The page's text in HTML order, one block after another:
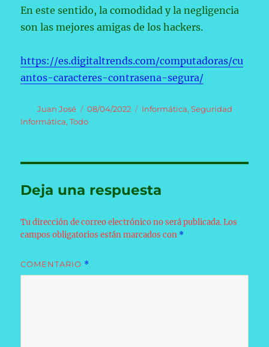
En este sentido, la comodidad y la negligencia
son las mejores amigas de los hackers.
https://es.digitaltrends.com/computadoras/cu
antos-caracteres-contrasena-segura/
Autor
Juan José
Publicado
el
08/04/2022 Categorías
Informática,Seguridad
Informática,Todo
Deja una respuesta
Tu dirección de correo electrónico no será publicada. Los
campos obligatorios están marcados con *
COMENTARIO *